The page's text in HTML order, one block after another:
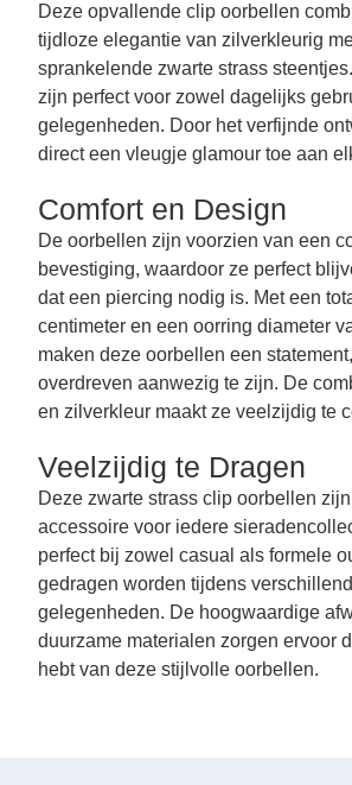
Deze opvallende clip oorbellen
tijdloze elegantie van zilverkleurig
sprankelende zwarte strass
zijn perfect voor zowel dagelijks
gelegenheden. Door het verfijnde
direct een vleugje glamour toe aan
Comfort en Design
De oorbellen zijn voorzien van een
bevestiging, waardoor ze perfect
dat een piercing nodig is. Met een
centimeter en een oorring diameter
maken deze oorbellen een
overdreven aanwezig te zijn. De
en zilverkleur maakt ze veelzijdig te
Veelzijdig te Dragen
Deze zwarte strass clip oorbellen
accessoire voor iedere
perfect bij zowel casual als formele
gedragen worden tijdens
gelegenheden. De hoogwaardige
duurzame materialen zorgen ervoor
hebt van deze stijlvolle oorbellen.